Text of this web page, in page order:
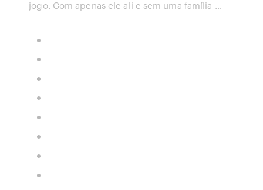
jogo. Com apenas ele ali e sem uma família …